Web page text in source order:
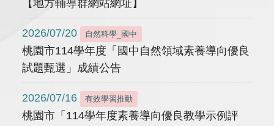
【地方輔導群網站網址】
2026/07/20 自然科學_國中
桃園市114學年度「國中自然領域素養導向優良
試題甄選」成績公告
2026/07/16 有效學習推動
桃園市「114學年度素養導向優良教學示例評